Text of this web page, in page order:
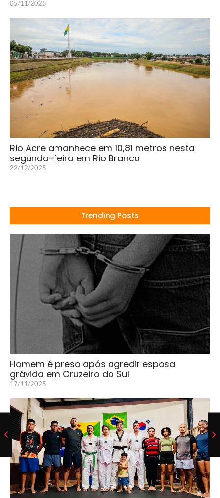
05/11/2025
Rio Acre amanhece em 10,81 metros nesta
segunda-feira em Rio Branco
22/12/2025
Trending Posts
Homem é preso após agredir esposa
grávida em Cruzeiro do Sul
17/11/2025